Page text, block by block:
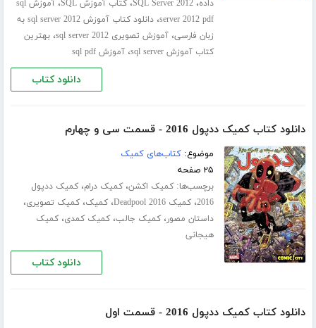
داده،SQL Server 2012،کتاب آموزش SQL ،
آموزش sql
server 2012 pdf،
دانلود کتاب آموزش sql server 2012 به
زبان فارسی،آموزش تصویری sql server 2012 ،بهترین
کتاب آموزش sql server
،آموزش sql pdf
دانلود کتاب
دانلود کتاب کمیک ددپول 2016 - قسمت سی‌ و چهارم
موضوع:کتاب‌های کمیک
۲۵ صفحه
برچسب‌ها:کمیک اکشن،کمیک درام،کمیک ددپول
2016،کمیک Deadpool 2016 ،کمیک،کمیک تصویری،
داستان مصور،کمیک جالب،کمیک کمدی،کمیک
هیجانی
دانلود کتاب
دانلود کتاب کمیک ددپول 2016 - قسمت اول